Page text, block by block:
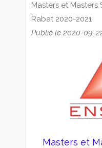
Masters et Masters
Rabat 2020-2021
Publié le 2020-09-
Masters et